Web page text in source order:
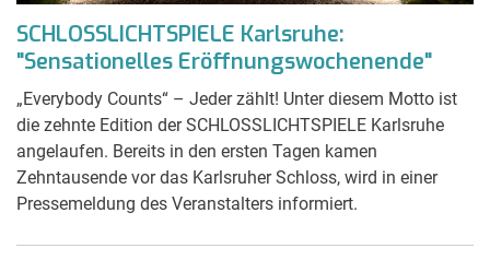
SCHLOSSLICHTSPIELE Karlsruhe:
"Sensationelles Eröffnungswochenende"
„Everybody Counts“ – Jeder zählt! Unter diesem Motto ist
die zehnte Edition der SCHLOSSLICHTSPIELE Karlsruhe
angelaufen. Bereits in den ersten Tagen kamen
Zehntausende vor das Karlsruher Schloss, wird in einer
Pressemeldung des Veranstalters informiert.